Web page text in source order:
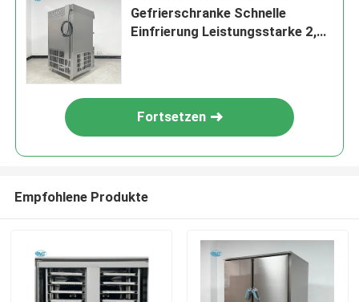
Gefrierschranke Schnelle
Einfrierung Leistungsstarke 2,3
Fortsetzen
Empfohlene Produkte